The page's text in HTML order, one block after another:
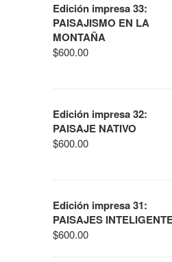
Edición impresa 33:
PAISAJISMO EN LA
MONTAÑA
$600.00
Edición impresa 32:
PAISAJE NATIVO
$600.00
Edición impresa 31:
PAISAJES
$600.00